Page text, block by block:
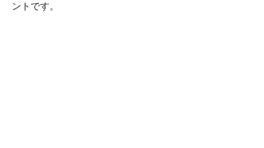
ントです。